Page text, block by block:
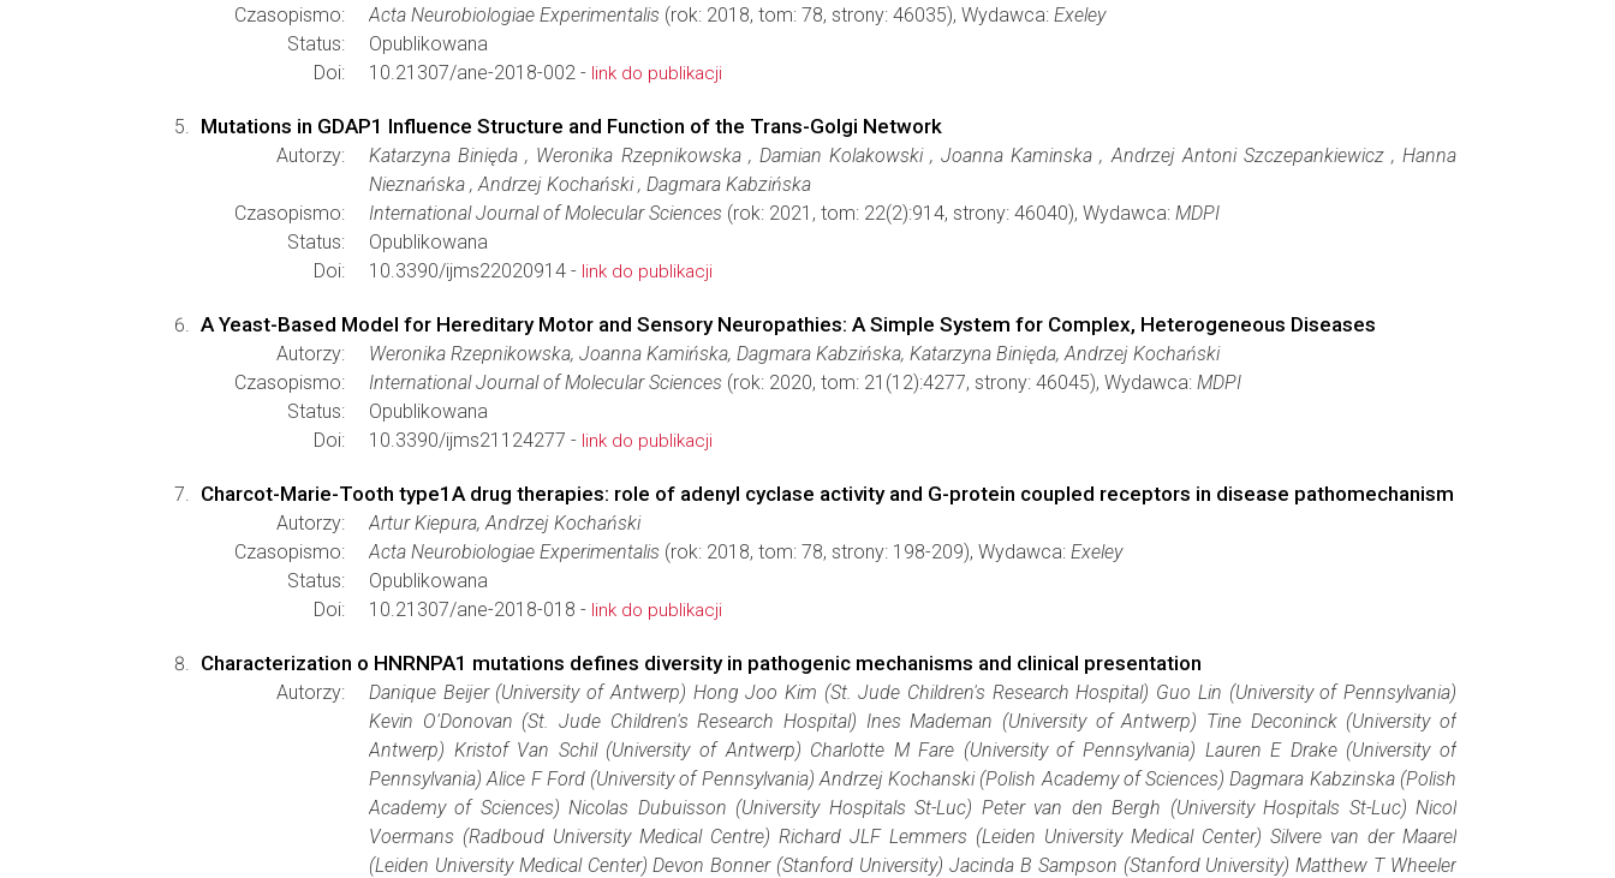
Czasopismo:
Acta Neurobiologiae Experimentalis (rok: 2018, tom: 78, strony: 46035), Wydawca: Exeley
Status:
Opublikowana
Doi:
10.21307/ane-2018-002 - link do publikacji
Mutations in GDAP1 Influence Structure and Function of the Trans-Golgi Network
Autorzy:
Katarzyna Binięda , Weronika Rzepnikowska , Damian Kolakowski , Joanna Kaminska , Andrzej Antoni Szczepankiewicz , Hanna
Nieznańska , Andrzej Kochański , Dagmara Kabzińska
Czasopismo:
International Journal of Molecular Sciences (rok: 2021, tom: 22(2):914, strony: 46040), Wydawca: MDPI
Status:
Opublikowana
Doi:
10.3390/ijms22020914 - link do publikacji
A Yeast-Based Model for Hereditary Motor and Sensory Neuropathies: A Simple System for Complex, Heterogeneous Diseases
Autorzy:
Weronika Rzepnikowska, Joanna Kamińska, Dagmara Kabzińska, Katarzyna Binięda, Andrzej Kochański
Czasopismo:
International Journal of Molecular Sciences (rok: 2020, tom: 21(12):4277, strony: 46045), Wydawca: MDPI
Status:
Opublikowana
Doi:
10.3390/ijms21124277 - link do publikacji
Charcot-Marie-Tooth type1A drug therapies: role of adenyl cyclase activity and G-protein coupled receptors in disease pathomechanism
Autorzy:
Artur Kiepura, Andrzej Kochański
Czasopismo:
Acta Neurobiologiae Experimentalis (rok: 2018, tom: 78, strony: 198-209), Wydawca: Exeley
Status:
Opublikowana
Doi:
10.21307/ane-2018-018 - link do publikacji
Characterization o HNRNPA1 mutations defines diversity in pathogenic mechanisms and clinical presentation
Autorzy:
Danique Beijer (University of Antwerp) Hong Joo Kim (St. Jude Children's Research Hospital) Guo Lin (University of Pennsylvania)
Kevin O'Donovan (St. Jude Children's Research Hospital) Ines Mademan (University of Antwerp) Tine Deconinck (University of
Antwerp) Kristof Van Schil (University of Antwerp) Charlotte M Fare (University of Pennsylvania) Lauren E Drake (University of
Pennsylvania) Alice F Ford (University of Pennsylvania) Andrzej Kochanski (Polish Academy of Sciences) Dagmara Kabzinska (Polish
Academy of Sciences) Nicolas Dubuisson (University Hospitals St-Luc) Peter van den Bergh (University Hospitals St-Luc) Nicol
Voermans (Radboud University Medical Centre) Richard JLF Lemmers (Leiden University Medical Center) Silvere van der Maarel
(Leiden University Medical Center) Devon Bonner (Stanford University) Jacinda B Sampson (Stanford University) Matthew T Wheeler